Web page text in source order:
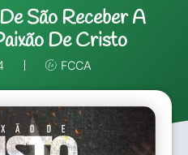
São Receber A
De Cristo
FCCA